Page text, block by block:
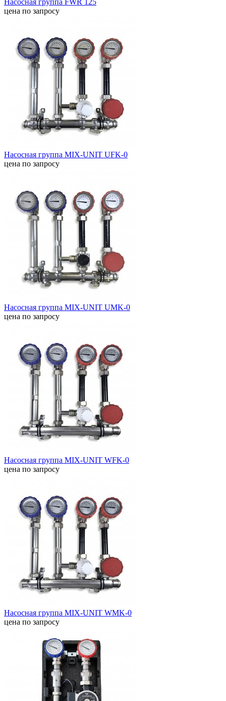
Насосная группа FWR 125
цена по запросу
Насосная группа MIX-UNIT UFK-0
цена по запросу
Насосная группа MIX-UNIT UMK-0
цена по запросу
Насосная группа MIX-UNIT WFK-0
цена по запросу
Насосная группа MIX-UNIT WMK-0
цена по запросу